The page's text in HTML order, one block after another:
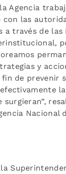
Agencia
las
a través de las
y
de prevenir
surgieran”,
Nacional